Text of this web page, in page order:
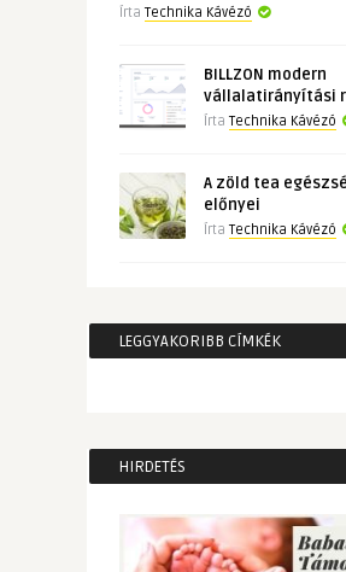
Írta Technika Kávézó
BILLZON modern
vállalatirányítási
Írta Technika Kávézó
A zöld tea
előnyei
Írta Technika Kávézó
LEGGYAKORIBB CÍMKÉK
HIRDETÉS